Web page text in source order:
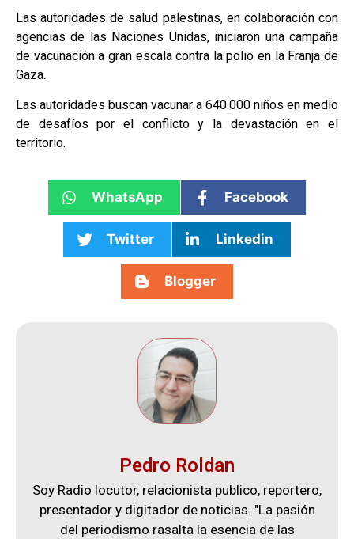
Las autoridades de salud palestinas, en colaboración con
agencias de las Naciones Unidas, iniciaron una campaña
de vacunación a gran escala contra la polio en la Franja de
Gaza.
Las autoridades buscan vacunar a 640.000 niños en medio
de desafíos por el conflicto y la devastación en el
territorio.
WhatsApp Facebook
Twitter Linkedin
Blogger
Pedro Roldan
Soy Radio locutor, relacionista publico, reportero,
presentador y digitador de noticias. "La pasión
del periodismo rasalta la esencia de las